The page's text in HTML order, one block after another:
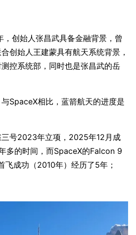
创始人张昌武具备金融背景，曾
创始人王建蒙具有航天系统背景，
控系统部，同时也是张昌武的岳
SpaceX相比，蓝箭航天的进度是
号2023年立项，2025年12月成
多的时间，而SpaceX的Falcon 9
飞成功（2010年）经历了5年；